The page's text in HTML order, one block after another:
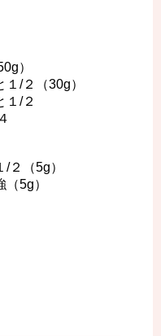
）
（30g）
/２
（5g）
5g）